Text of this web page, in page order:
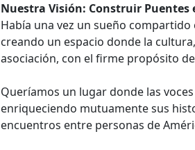
Nuestra Visión: Construir
Había una vez un sueño
creando un espacio donde la
asociación, con el firme propósito
Queríamos un lugar donde las
enriqueciendo mutuamente sus
encuentros entre personas de